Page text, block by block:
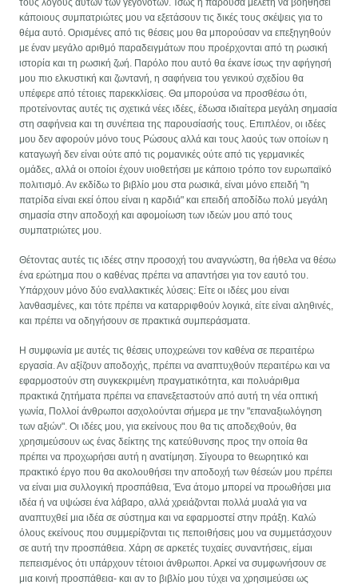
τους λόγους αυτών των γεγονότων. Ίσως η παρούσα μελέτη να βοηθήσει
κάποιους συμπατριώτες μου να εξετάσουν τις δικές τους σκέψεις για το
θέμα αυτό. Ορισμένες από τις θέσεις μου θα μπορούσαν να επεξηγηθούν
με έναν μεγάλο αριθμό παραδειγμάτων που προέρχονται από τη ρωσική
ιστορία και τη ρωσική ζωή. Παρόλο που αυτό θα έκανε ίσως την αφήγησή
μου πιο ελκυστική και ζωντανή, η σαφήνεια του γενικού σχεδίου θα
υπέφερε από τέτοιες παρεκκλίσεις. Θα μπορούσα να προσθέσω ότι,
προτείνοντας αυτές τις σχετικά νέες ιδέες, έδωσα ιδιαίτερα μεγάλη σημασία
στη σαφήνεια και τη συνέπεια της παρουσίασής τους. Επιπλέον, οι ιδέες
μου δεν αφορούν μόνο τους Ρώσους αλλά και τους λαούς των οποίων η
καταγωγή δεν είναι ούτε από τις ρομανικές ούτε από τις γερμανικές
ομάδες, αλλά οι οποίοι έχουν υιοθετήσει με κάποιο τρόπο τον ευρωπαϊκό
πολιτισμό. Αν εκδίδω το βιβλίο μου στα ρωσικά, είναι μόνο επειδή "η
πατρίδα είναι εκεί όπου είναι η καρδιά" και επειδή αποδίδω πολύ μεγάλη
σημασία στην αποδοχή και αφομοίωση των ιδεών μου από τους
συμπατριώτες μου.
Θέτοντας αυτές τις ιδέες στην προσοχή του αναγνώστη, θα ήθελα να θέσω
ένα ερώτημα που ο καθένας πρέπει να απαντήσει για τον εαυτό του.
Υπάρχουν μόνο δύο εναλλακτικές λύσεις: Είτε οι ιδέες μου είναι
λανθασμένες, και τότε πρέπει να καταρριφθούν λογικά, είτε είναι αληθινές,
και πρέπει να οδηγήσουν σε πρακτικά συμπεράσματα.
Η συμφωνία με αυτές τις θέσεις υποχρεώνει τον καθένα σε περαιτέρω
εργασία. Αν αξίζουν αποδοχής, πρέπει να αναπτυχθούν περαιτέρω και να
εφαρμοστούν στη συγκεκριμένη πραγματικότητα, και πολυάριθμα
πρακτικά ζητήματα πρέπει να επανεξεταστούν από αυτή τη νέα οπτική
γωνία, Πολλοί άνθρωποι ασχολούνται σήμερα με την "επαναξιωλόγηση
των αξιών". Οι ιδέες μου, για εκείνους που θα τις αποδεχθούν, θα
χρησιμεύσουν ως ένας δείκτης της κατεύθυνσης προς την οποία θα
πρέπει να προχωρήσει αυτή η ανατίμηση. Σίγουρα το θεωρητικό και
πρακτικό έργο που θα ακολουθήσει την αποδοχή των θέσεών μου πρέπει
να είναι μια συλλογική προσπάθεια, Ένα άτομο μπορεί να προωθήσει μια
ιδέα ή να υψώσει ένα λάβαρο, αλλά χρειάζονται πολλά μυαλά για να
αναπτυχθεί μια ιδέα σε σύστημα και να εφαρμοστεί στην πράξη. Καλώ
όλους εκείνους που συμμερίζονται τις πεποιθήσεις μου να συμμετάσχουν
σε αυτή την προσπάθεια. Χάρη σε αρκετές τυχαίες συναντήσεις, είμαι
πεπεισμένος ότι υπάρχουν τέτοιοι άνθρωποι. Αρκεί να συμφωνήσουν σε
μια κοινή προσπάθεια- και αν το βιβλίο μου τύχει να χρησιμεύσει ως